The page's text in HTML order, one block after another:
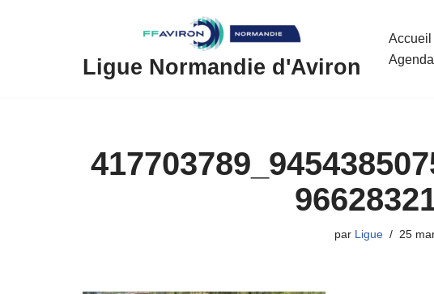
Ligue Normandie d'Aviron
Accueil
Agenda
par Ligue 25